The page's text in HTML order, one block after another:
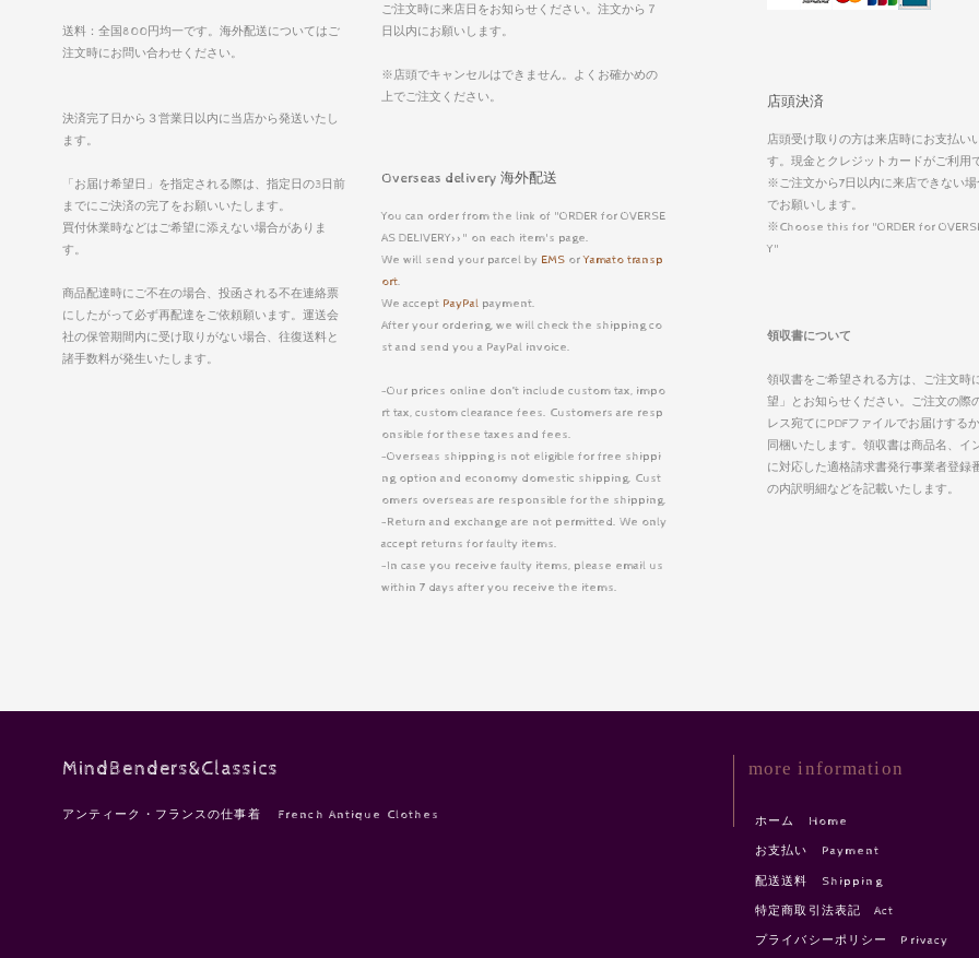
送料：全国800円均一です。海外配送についてはご
注文時にお問い合わせください。
決済完了日から３営業日以内に当店から発送いたし
ます。
「お届け希望日」を指定される際は、指定日の3日前
までにご決済の完了をお願いいたします。
買付休業時などはご希望に添えない場合がありま
す。
商品配達時にご不在の場合、投函される不在連絡票
にしたがって必ず再配達をご依頼願います。運送会
社の保管期間内に受け取りがない場合、往復送料と
諸手数料が発生いたします。
ご注文時に来店日をお知らせください。注文から７
日以内にお願いします。
※店頭でキャンセルはできません。よくお確かめの
上でご注文ください。
Overseas delivery 海外配送
You can order from the link of "ORDER for OVERSE
AS DELIVERY>>" on each item's page.
We will send your parcel by EMSorYamato transp
ort.
We accept PayPalpayment.
After your ordering, we will check the shipping co
st and send you a PayPal invoice.
-Our prices online don’t include custom tax, impo
rt tax, custom clearance fees. Customers are resp
onsible for these taxes and fees.
-Overseas shipping is not eligible for free shippi
ng option and economy domestic shipping. Cust
omers overseas are responsible for the shipping.
-Return and exchange are not permitted. We only
accept returns for faulty items.
-In case you receive faulty items, please email us
within 7 days after you receive the items.
店頭決済
店頭受け取りの方は来店時にお支払い
す。現金とクレジットカードがご利用
※ご注文から7日以内に来店できない場
でお願いします。
※Choose this for "ORDER for
Y"
領収書について
領収書をご希望される方は、ご注文時
望」とお知らせください。ご注文の際
レス宛てにPDFファイルでお届けする
同梱いたします。領収書は商品名、イ
に対応した適格請求書発行事業者登録
の内訳明細などを記載いたします。
MindBenders&Classics
アンティーク・フランスの仕事着 French Antique Clothes
more information
ホーム Home
お支払い Payment
配送送料 Shipping
特定商取引法表記 Act
プライバシーポリシー Privacy